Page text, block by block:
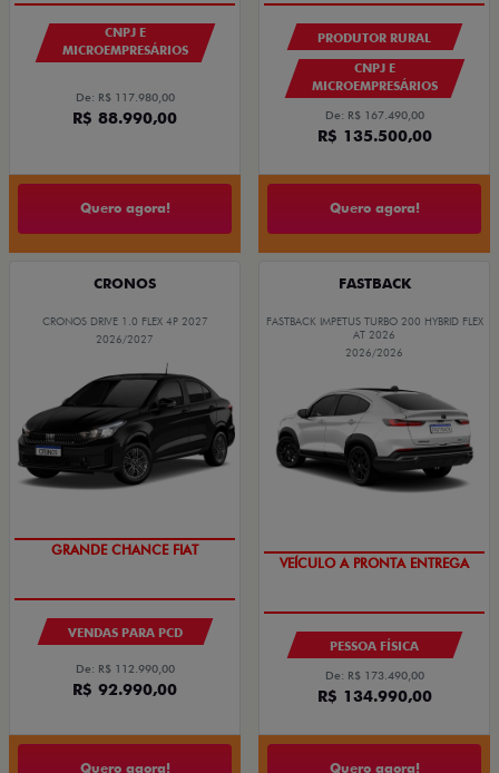
CNPJ E
MICROEMPRESÁRIOS
De: R$ 117.980,00
R$ 88.990,00
Quero agora!
PRODUTOR RURAL
CNPJ E
MICROEMPRESÁRIOS
De: R$ 167.490,00
R$ 135.500,00
Quero agora!
CRONOS
CRONOS DRIVE 1.0 FLEX 4P 2027
2026/2027
VENDAS PARA PCD
De: R$ 112.990,00
R$ 92.990,00
Quero agora!
FASTBACK
FASTBACK IMPETUS TURBO 200 HYBRID FLEX
AT 2026
2026/2026
GRANDE CHANCE FIAT
PESSOA FÍSICA
De: R$ 173.490,00
R$ 134.990,00
Quero agora!